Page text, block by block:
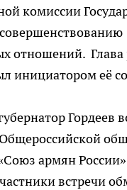
комиссии
отношений. Глава
инициатором её
Гордеев
армян
встречи